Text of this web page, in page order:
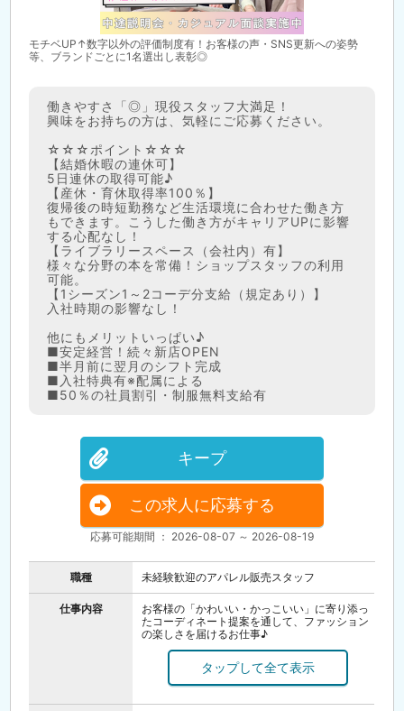
モチベUP↑数字以外の評価制度有！お客様の声・SNS更新への姿勢
等、ブランドごとに1名選出し表彰◎
働きやすさ「◎」現役スタッフ大満足！
興味をお持ちの方は、気軽にご応募ください。
☆☆☆ポイント☆☆☆
【結婚休暇の連休可】
5日連休の取得可能♪
【産休・育休取得率100％】
復帰後の時短勤務など生活環境に合わせた働き方
もできます。こうした働き方がキャリアUPに影響
する心配なし！
【ライブラリースペース（会社内）有】
様々な分野の本を常備！ショップスタッフの利用
可能。
【1シーズン1～2コーデ分支給（規定あり）】
入社時期の影響なし！
他にもメリットいっぱい♪
■安定経営！続々新店OPEN
■半月前に翌月のシフト完成
■入社特典有※配属による
■50％の社員割引・制服無料支給有
キープ
この求人に応募する
応募可能期間 ： 2026-08-07 ～ 2026-08-19
職種 未経験歓迎のアパレル販売スタッフ
仕事内容
お客様の「かわいい・かっこいい」に寄り添っ
たコーディネート提案を通して、ファッション
の楽しさを届けるお仕事♪
でアイデアを出しながらトレンド感を演出。
SNSでブランドの魅力を発信するチャンスも！
同世代の仲間が多く、気軽に相談し合える雰囲